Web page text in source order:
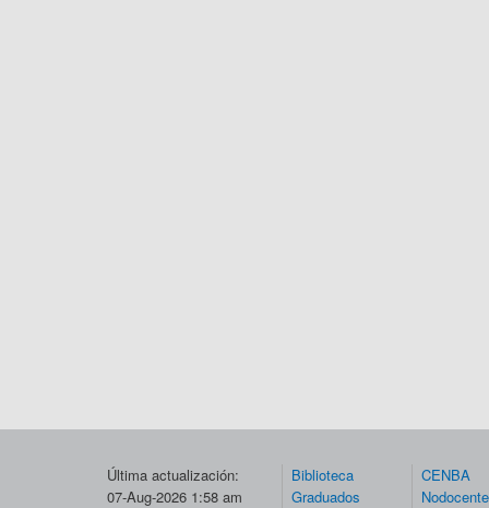
Última actualización:
07-Aug-2026 1:58 am
Biblioteca
Graduados
CENBA